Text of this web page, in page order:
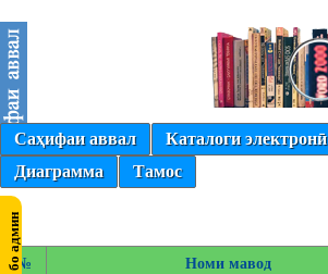
Саҳифаи аввал Каталоги электронӣ
Диаграмма
Тамос
№ Номи мавод